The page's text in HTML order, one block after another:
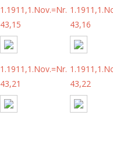
1.1911,1.Nov.=Nr.
43,15
43,16
1.1911,1.Nov.=Nr.
43,21
43,22